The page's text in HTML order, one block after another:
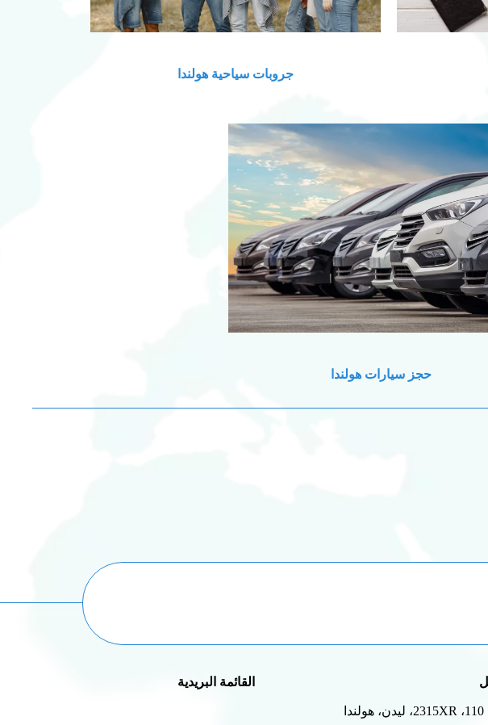
جروبات سياحية هولندا
حجز سيارات هولندا
القائمة البريدية